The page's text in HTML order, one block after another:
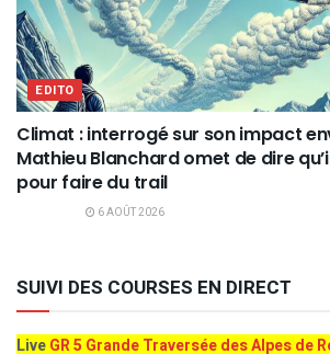
EDITO
Climat : interrogé sur son impact
Mathieu Blanchard omet de dire
pour faire du trail
6 AOÛT 2026
SUIVI DES COURSES EN DIRECT
LiveGR 5 Grande Traversée des Alpes de